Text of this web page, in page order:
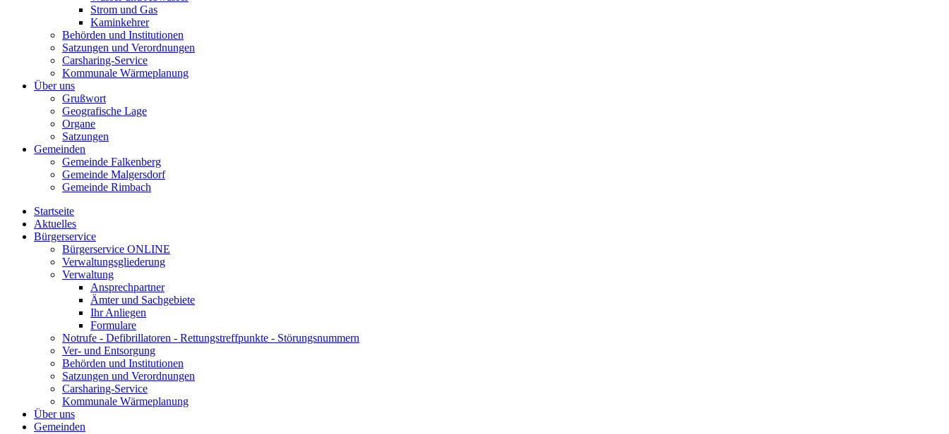
Strom und Gas
Kaminkehrer
Behörden und Institutionen
Satzungen und Verordnungen
Carsharing-Service
Kommunale Wärmeplanung
Über uns
Grußwort
Geografische Lage
Organe
Satzungen
Gemeinden
Gemeinde Falkenberg
Gemeinde Malgersdorf
Gemeinde Rimbach
Startseite
Aktuelles
Bürgerservice
Bürgerservice ONLINE
Verwaltungsgliederung
Verwaltung
Ansprechpartner
Ämter und Sachgebiete
Ihr Anliegen
Formulare
Notrufe - Defibrillatoren - Rettungstreffpunkte - Störungsnummern
Ver- und Entsorgung
Behörden und Institutionen
Satzungen und Verordnungen
Carsharing-Service
Kommunale Wärmeplanung
Über uns
Gemeinden